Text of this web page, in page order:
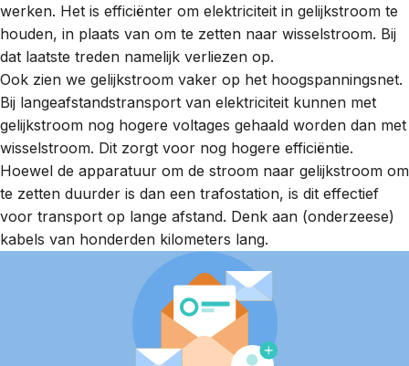
werken. Het is efficiënter om elektriciteit in gelijkstroom te
houden, in plaats van om te zetten naar wisselstroom. Bij
dat laatste treden namelijk verliezen op.
Ook zien we gelijkstroom vaker op het hoogspanningsnet.
Bij langeafstandstransport van elektriciteit kunnen met
gelijkstroom nog hogere voltages gehaald worden dan met
wisselstroom. Dit zorgt voor nog hogere efficiëntie.
Hoewel de apparatuur om de stroom naar gelijkstroom om
te zetten duurder is dan een trafostation, is dit effectief
voor transport op lange afstand. Denk aan (onderzeese)
kabels van honderden kilometers lang.